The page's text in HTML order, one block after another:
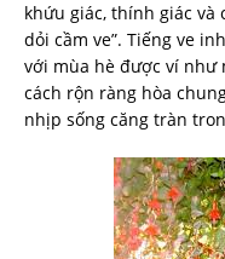
khứu giác, thính giác
dỏi cầm ve”. Tiếng ve
với mùa hè được ví như
cách rộn ràng hòa
nhịp sống căng tràn